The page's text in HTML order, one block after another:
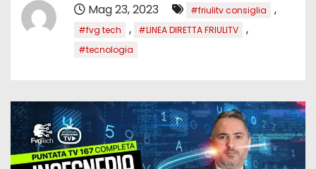
Mag 23, 2023 #friulitv consiglia ,
#fvg tech , #LINEA DIRETTA FRIULITV ,
#tecnologia